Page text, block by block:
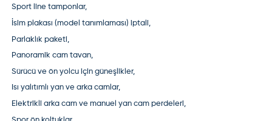
Sport line tamponlar,
İsim plakası (model tanımlaması) iptali,
Parlaklık paketi,
Panoramik cam tavan,
Sürücü ve ön yolcu için güneşlikler,
Isı yalıtımlı yan ve arka camlar,
Elektrikli arka cam ve manuel yan cam perdeleri,